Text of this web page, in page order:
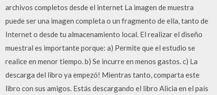
archivos completos desde el internet La imagen de muestra
puede ser una imagen completa o un fragmento de ella, tanto de
Internet o desde tu almacenamiento local. El realizar el diseño
muestral es importante porque: a) Permite que el estudio se
realice en menor tiempo. b) Se incurre en menos gastos. c) La
descarga del libro ya empezó! Mientras tanto, comparta este
libro con sus amigos. Estás descargando el libro Alicia en el país